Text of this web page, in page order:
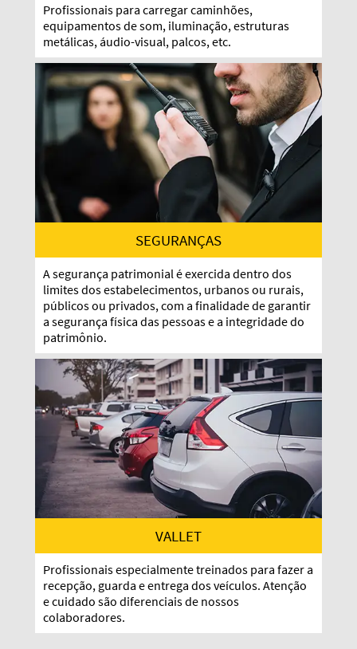
Profissionais para carregar caminhões,
equipamentos de som, iluminação, estruturas
metálicas, áudio-visual, palcos, etc.
SEGURANÇAS
A segurança patrimonial é exercida dentro dos
limites dos estabelecimentos, urbanos ou rurais,
públicos ou privados, com a finalidade de garantir
a segurança física das pessoas e a integridade do
patrimônio.
VALLET
Profissionais especialmente treinados para fazer a
recepção, guarda e entrega dos veículos. Atenção
e cuidado são diferenciais de nossos
colaboradores.